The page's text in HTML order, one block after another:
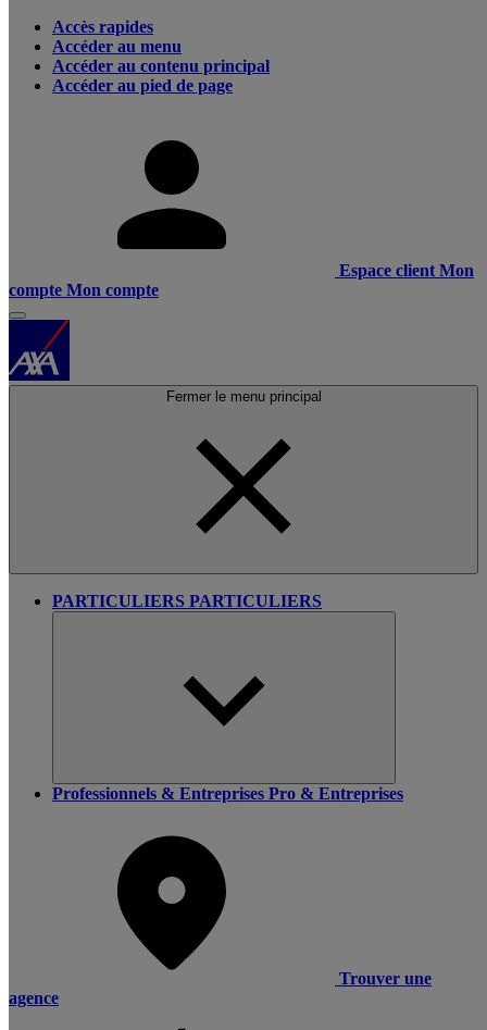
Accès rapides
Accéder au menu
Accéder au contenu principal
Accéder au pied de page
Espace client Mon
compte Mon compte
Fermer le menu principal
PARTICULIERS PARTICULIERS
Professionnels & Entreprises Pro & Entreprises
Trouver une
agence